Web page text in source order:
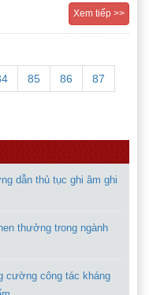
Xem tiếp >>
85 86 87
dẫn thủ tục ghi âm ghi
thưởng trong ngành
cường công tác kháng